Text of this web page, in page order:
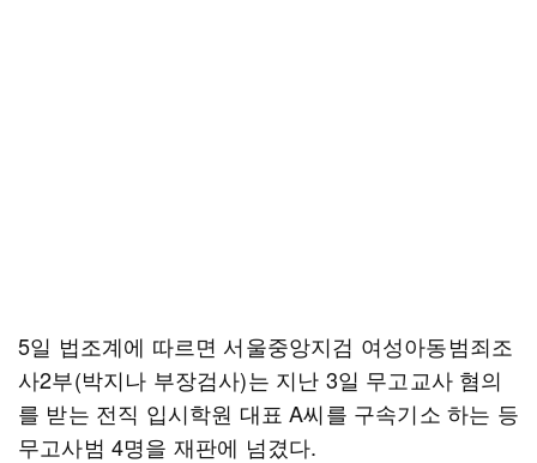
5일 법조계에 따르면 서울중앙지검 여성아동범죄조
사2부(박지나 부장검사)는 지난 3일 무고교사 혐의
를 받는 전직 입시학원 대표 A씨를 구속기소 하는 등
무고사범 4명을 재판에 넘겼다.